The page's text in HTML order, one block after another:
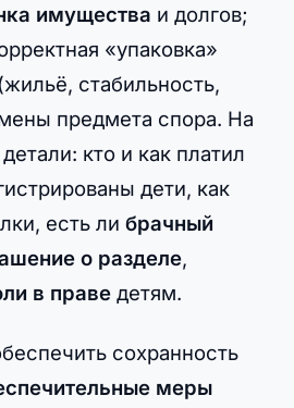
имущества и долгов;
«упаковка»
стабильность,
предмета спора. На
кто и как платил
дети, как
есть ли брачный
о разделе,
в праве детям.
сохранность
меры